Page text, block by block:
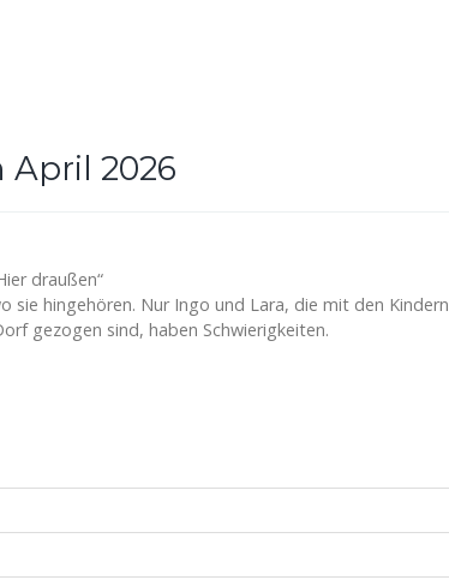
2026
draußen“
sie hingehören. Nur Ingo und Lara, die mit den Kindern
gezogen sind, haben Schwierigkeiten.